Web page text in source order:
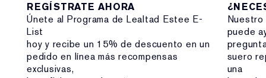
REGÍSTRATE AHORA
Únete al Programa de Lealtad Estee E-
List
hoy y recibe un 15% de descuento en un
pedido en línea más recompensas
exclusivas,
puede
suero
una